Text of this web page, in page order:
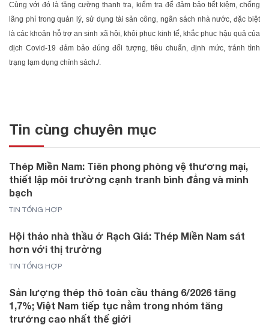
Cùng với đó là tăng cường thanh tra, kiểm tra để đảm bảo tiết kiệm, chống
lãng phí trong quản lý, sử dụng tài sản công, ngân sách nhà nước, đặc biệt
là các khoản hỗ trợ an sinh xã hội, khôi phục kinh tế, khắc phục hậu quả của
dịch Covid-19 đảm bảo đúng đối tượng, tiêu chuẩn, định mức, tránh tình
trạng lạm dụng chính sách./.
Tin cùng chuyên mục
Thép Miền Nam: Tiên phong phòng vệ thương mại,
thiết lập môi trường cạnh tranh bình đẳng và minh
bạch
TIN TỔNG HỢP
Hội thảo nhà thầu ở Rạch Giá: Thép Miền Nam sát
hơn với thị trường
TIN TỔNG HỢP
Sản lượng thép thô toàn cầu tháng 6/2026 tăng
1,7%; Việt Nam tiếp tục nằm trong nhóm tăng
trưởng cao nhất thế giới